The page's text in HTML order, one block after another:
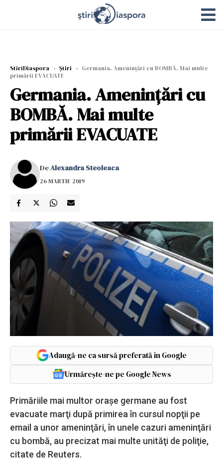
StiriDiaspora › Știri › Germania. Amenințări cu BOMBĂ. Mai multe
primării EVACUATE
Germania. Amenințări cu
BOMBĂ. Mai multe
primării EVACUATE
DeAlexandra Steoleaca
26 MARTIE 2019
Adaugă-ne ca sursă preferată în Google
Urmărește-ne pe Google News
Primăriile mai multor oraşe germane au fost
evacuate marţi după primirea în cursul nopţii pe
email a unor ameninţări, în unele cazuri ameninţări
cu bombă, au precizat mai multe unităţi de poliţie,
citate de Reuters.